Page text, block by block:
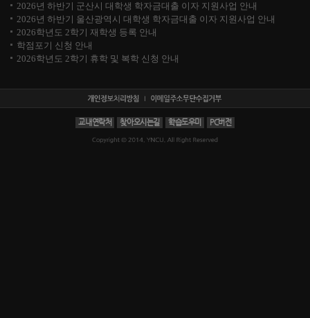
2026년 하반기 군산시 대학생 학자금대출 이자 지원사업 안내
2026년 하반기 울산광역시 대학생 학자금대출 이자 지원사업 안내
2026학년도 2학기 재학생 등록 안내
학점포기 신청 안내
2026학년도 2학기 휴학 및 복학 신청 안내
교내연락처 찾아오시는길 학습도우미 PC버전